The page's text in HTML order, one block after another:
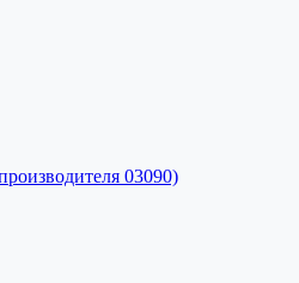
03090)